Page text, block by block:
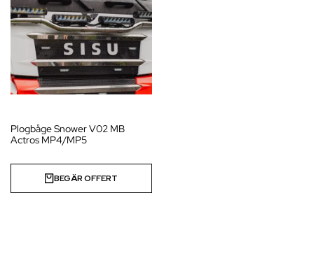
Plogbåge Snower V02 MB
Actros MP4/MP5
BEGÄR OFFERT